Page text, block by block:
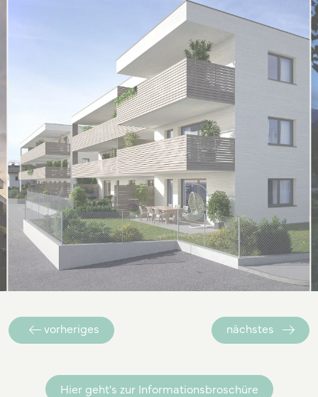
of
vorheriges nächstes
Hier geht's zur Informationsbroschüre